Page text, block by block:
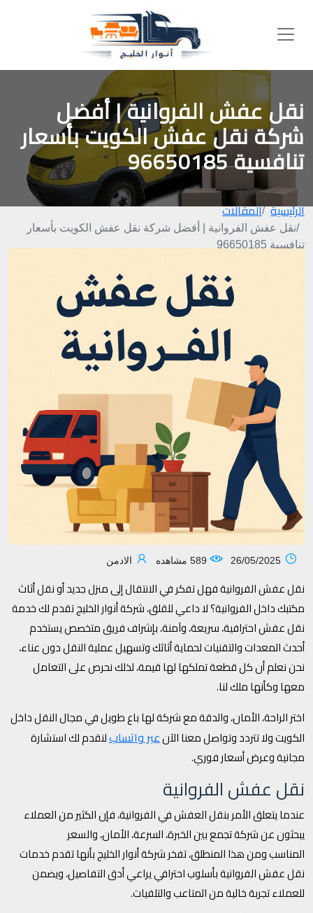
نقل عفش الفروانية | أفضل
شركة نقل عفش الكويت بأسعار
تنافسية 96650185
الرئيسية المقالات
نقل عفش الفروانية | أفضل شركة نقل عفش الكويت بأسعار
تنافسية 96650185
الادمن
نقل عفش الفروانية فهل تفكر في الانتقال إلى منزل جديد أو نقل أثاث
مكتبك داخل الفروانية؟ لا داعي للقلق، شركة أنوار الخليج تقدم لك خدمة
نقل عفش احترافية، سريعة، وآمنة، بإشراف فريق متخصص يستخدم
أحدث المعدات والتقنيات لحماية أثاثك وتسهيل عملية النقل دون عناء،
نحن نعلم أن كل قطعة تملكها لها قيمة، لذلك نحرص على التعامل
معها وكأنها ملك لنا.
اختر الراحة، الأمان، والدقة مع شركة لها باع طويل في مجال النقل داخل
الكويت ولا تتردد وتواصل معنا الآنعبر واتسابلنقدم لك استشارة
مجانية وعرض أسعار فوري.
نقل عفش الفروانية
عندما يتعلق الأمر بنقل العفش في الفروانية، فإن الكثير من العملاء
يبحثون عن شركة تجمع بين الخبرة، السرعة، الأمان، والسعر
المناسب ومن هذا المنطلق، تفخر شركة أنوار الخليج بأنها تقدم خدمات
نقل عفش الفروانية بأسلوب احترافي يراعي أدق التفاصيل، ويضمن
للعملاء تجربة خالية من المتاعب والتلفيات.